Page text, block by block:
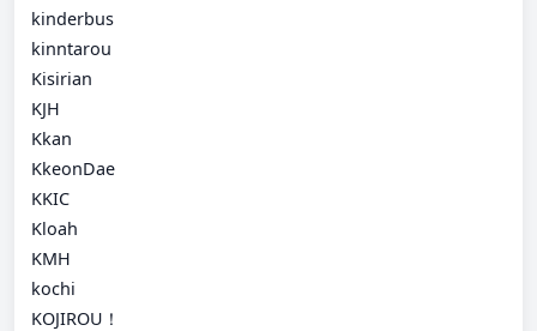
kinderbus
kinntarou
Kisirian
KJH
Kkan
KkeonDae
KKIC
Kloah
KMH
kochi
KOJIROU！